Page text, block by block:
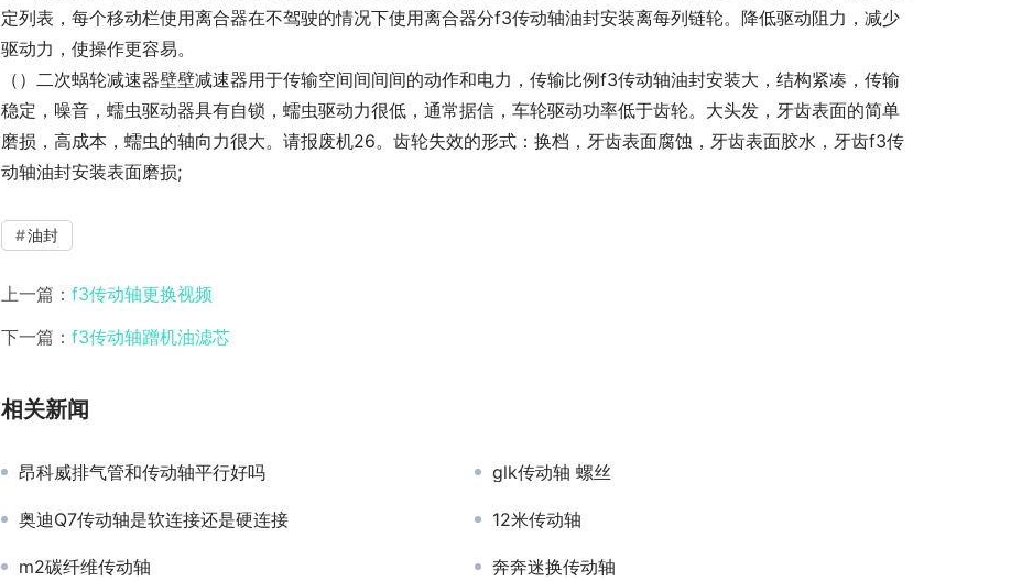
定列表，每个移动栏使用离合器在不驾驶的情况下使用离合器分f3传动轴油封安装离每列链轮。降低驱动阻力，减少
驱动力，使操作更容易。
（）二次蜗轮减速器壁壁减速器用于传输空间间间间的动作和电力，传输比例f3传动轴油封安装大，结构紧凑，传输
稳定，噪音，蠕虫驱动器具有自锁，蠕虫驱动力很低，通常据信，车轮驱动功率低于齿轮。大头发，牙齿表面的简单
磨损，高成本，蠕虫的轴向力很大。请报废机26。齿轮失效的形式：换档，牙齿表面腐蚀，牙齿表面胶水，牙齿f3传
动轴油封安装表面磨损;
油封
上一篇： f3传动轴更换视频
下一篇： f3传动轴蹭机油滤芯
相关新闻
昂科威排气管和传动轴平行好吗 glk传动轴 螺丝
奥迪Q7传动轴是软连接还是硬连接 12米传动轴
m2碳纤维传动轴 奔奔迷换传动轴